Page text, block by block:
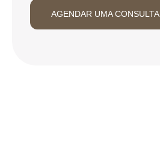
AGENDAR UMA CONSULTA